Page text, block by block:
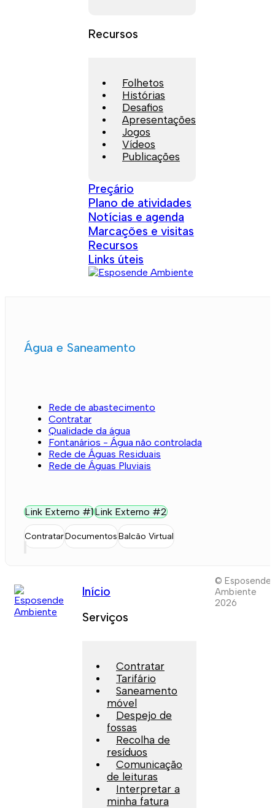
Recursos
Folhetos
Histórias
Desafios
Apresentações
Jogos
Vídeos
Publicações
Preçário
Plano de atividades
Notícias e agenda
Marcações e visitas
Recursos
Links úteis
Água e Saneamento
Rede de abastecimento
Contratar
Qualidade da água
Fontanários - Água não controlada
Rede de Águas Residuais
Rede de Águas Pluviais
Link Externo #1Link Externo #2
ContratarDocumentosBalcão Virtual
Início
Serviços
Contratar
Tarifário
Saneamento
móvel
Despejo de
fossas
Recolha de
resíduos
Comunicação
de leituras
Interpretar a
minha fatura
© Esposende
Ambiente
2026